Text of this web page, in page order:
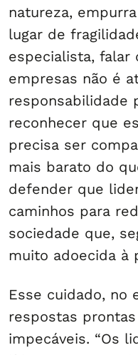
natureza,
lugar de
especialista, falar
empresas não é
responsabilidade
reconhecer que
precisa ser
mais barato do
defender que
caminhos para
sociedade que,
muito adoecida à
Esse cuidado, no
respostas
impecáveis. “Os